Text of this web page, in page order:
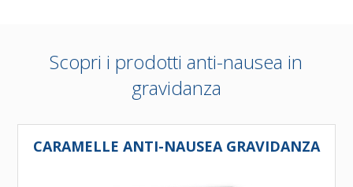
Scopri i prodotti anti-nausea in
gravidanza
CARAMELLE ANTI-NAUSEA GRAVIDANZA